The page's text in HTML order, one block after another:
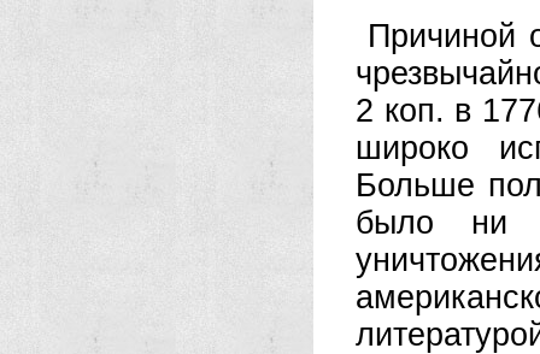
Причиной
2 коп. в
широко
Больше
было ни